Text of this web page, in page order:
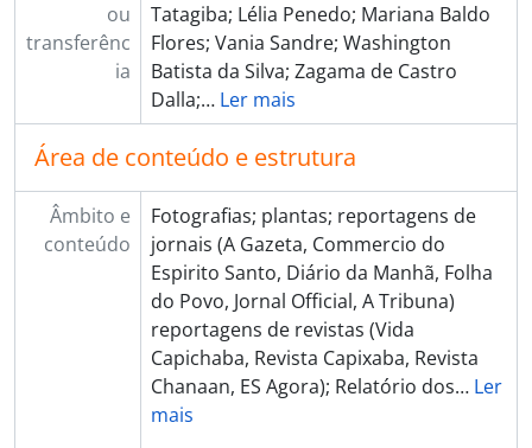
ou
transferênc
ia
Tatagiba; Lélia Penedo; Mariana Baldo
Flores; Vania Sandre; Washington
Batista da Silva; Zagama de Castro
Dalla;… Ler mais
Área de conteúdo e estrutura
Âmbito e
conteúdo
Fotografias; plantas; reportagens de
jornais (A Gazeta, Commercio do
Espirito Santo, Diário da Manhã, Folha
do Povo, Jornal Official, A Tribuna)
reportagens de revistas (Vida
Capichaba, Revista Capixaba, Revista
Chanaan, ES Agora); Relatório dos… Ler
mais